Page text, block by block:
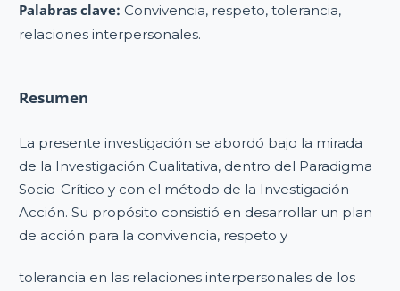
Palabras clave: Convivencia, respeto, tolerancia,
relaciones interpersonales.
Resumen
La presente investigación se abordó bajo la mirada
de la Investigación Cualitativa, dentro del Paradigma
Socio-Crítico y con el método de la Investigación
Acción. Su propósito consistió en desarrollar un plan
de acción para la convivencia, respeto y
tolerancia en las relaciones interpersonales de los